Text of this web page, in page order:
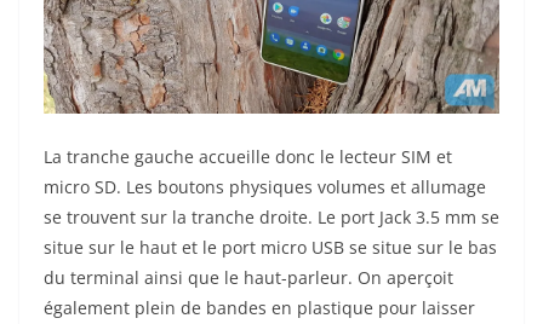
La tranche gauche accueille donc le lecteur SIM et
micro SD. Les boutons physiques volumes et allumage
se trouvent sur la tranche droite. Le port Jack 3.5 mm se
situe sur le haut et le port micro USB se situe sur le bas
du terminal ainsi que le haut-parleur. On aperçoit
également plein de bandes en plastique pour laisser